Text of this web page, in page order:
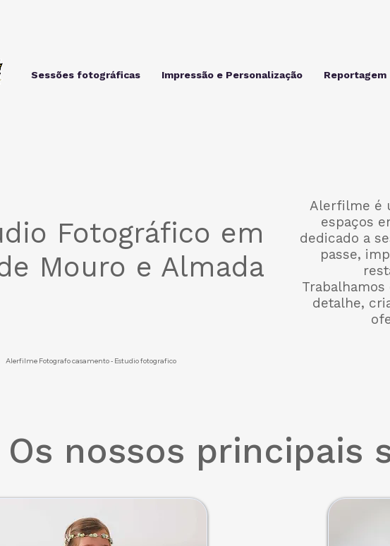
Sessões fotográficas Impressão e Personalização Reportagem
Fotográfico em
Mouro e Almada
Alerfilme é
espaços
dedicado a
passe,
detalhe,
Alerfilme Fotografo casamento - Estudio fotografico
Os nossos principais